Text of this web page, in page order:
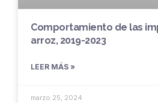
Comportamiento de las
arroz, 2019-2023
LEER MÁS »
marzo 25, 2024